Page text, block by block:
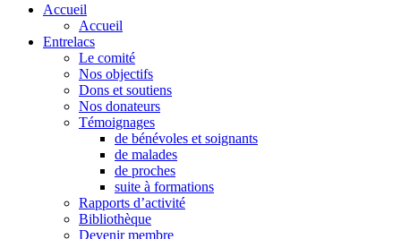
Accueil
Accueil
Entrelacs
Le comité
Nos objectifs
Dons et soutiens
Nos donateurs
Témoignages
de bénévoles et soignants
de malades
de proches
suite à formations
Rapports d’activité
Bibliothèque
Devenir membre